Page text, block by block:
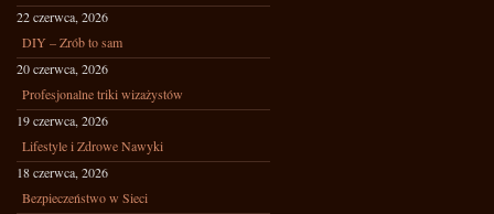
22 czerwca, 2026
DIY – Zrób to sam
20 czerwca, 2026
Profesjonalne triki wizażystów
19 czerwca, 2026
Lifestyle i Zdrowe Nawyki
18 czerwca, 2026
Bezpieczeństwo w Sieci